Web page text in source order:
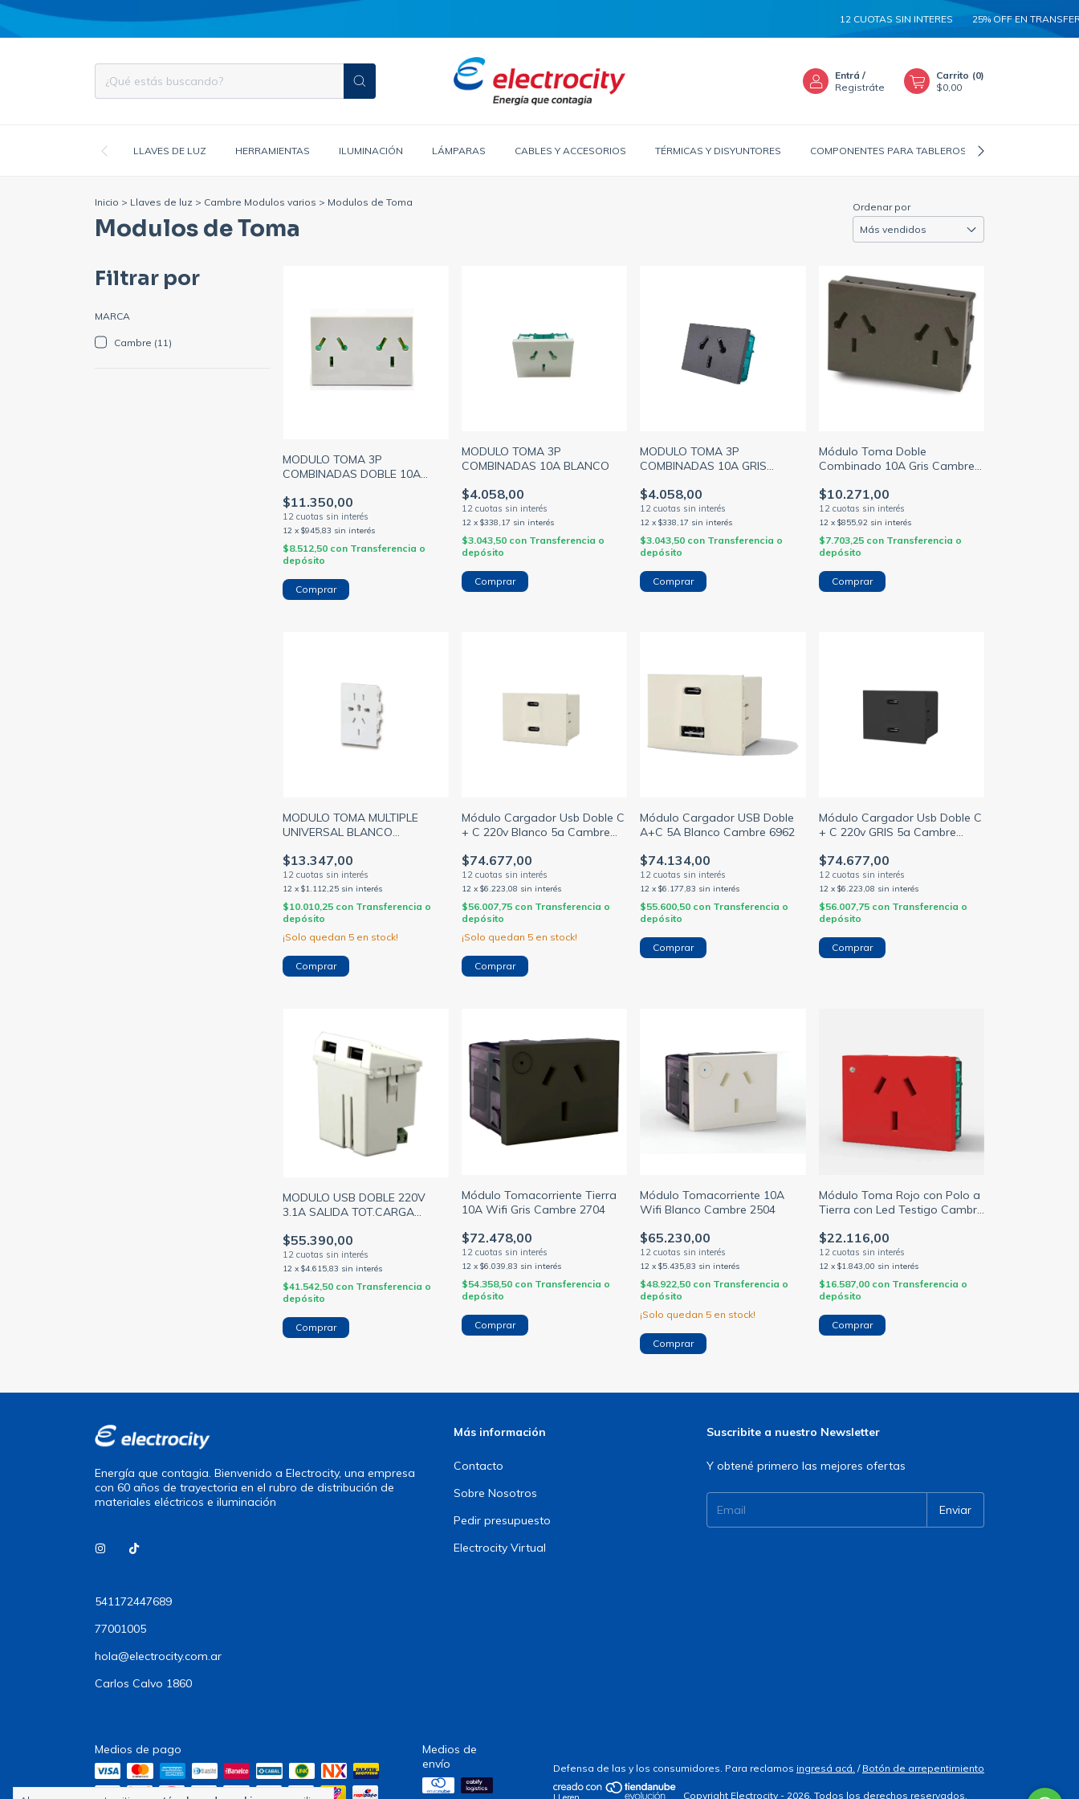
12 CUOTAS SIN INTERES 25% OFF EN TRANSFERENCIA
Entrá /
Registráte
Carrito (0)
$0,00
LLAVES DE LUZ HERRAMIENTAS ILUMINACIÓN LÁMPARAS CABLES Y ACCESORIOS TÉRMICAS Y DISYUNTORES COMPONENTES PARA TABLEROS
Inicio > Llaves de luz > Cambre Modulos varios > Modulos de Toma
Modulos de Toma
Ordenar por
Filtrar por
MARCA
Cambre (11)
MODULO TOMA 3P
COMBINADAS DOBLE 10A
(CAMBRE)
$11.350,00
12 x$945,83 sin interés
$8.512,50 con Transferencia o
depósito
MODULO TOMA 3P
COMBINADAS 10A BLANCO
$4.058,00
12 x $338,17 sin interés
$3.043,50 con Transferencia o
depósito
MODULO TOMA 3P
COMBINADAS 10A GRIS
$4.058,00
12 x$338,17 sin interés
$3.043,50 con Transferencia o
depósito
Módulo Toma Doble
Combinado 10A Gris Cambre
$10.271,00
12 x $855,92 sin interés
$7.703,25 con Transferencia o
depósito
MODULO TOMA MULTIPLE
UNIVERSAL BLANCO
$13.347,00
12 x$1.112,25 sin interés
$10.010,25 con Transferencia o
depósito
¡Solo quedan 5 en stock!
Módulo Cargador Usb Doble C
+ C 220v Blanco 5a Cambre
$74.677,00
12 x $6.223,08 sin interés
$56.007,75 con Transferencia o
depósito
¡Solo quedan 5en stock!
Módulo Cargador USB Doble
A+C 5A Blanco Cambre 6962
$74.134,00
12 x$6.177,83 sin interés
$55.600,50 con Transferencia o
depósito
Módulo Cargador Usb Doble C
+ C 220v GRIS 5a Cambre
$74.677,00
12 x $6.223,08 sin interés
$56.007,75 con Transferencia o
depósito
MODULO USB DOBLE 220V
3.1A SALIDA TOT.CARGA
$55.390,00
12 x$4.615,83 sin interés
$41.542,50 con Transferencia o
depósito
Módulo Tomacorriente Tierra
10A Wifi Gris Cambre 2704
$72.478,00
12 x $6.039,83 sin interés
$54.358,50 con Transferencia o
depósito
Módulo Tomacorriente 10A
Wifi Blanco Cambre 2504
$65.230,00
12 x$5.435,83 sin interés
$48.922,50 con Transferencia o
depósito
¡Solo quedan 5 en stock!
Módulo Toma Rojo con Polo a
Tierra con Led Testigo Cambre
$22.116,00
12 x $1.843,00 sin interés
$16.587,00 con Transferencia o
depósito
Energía que contagia. Bienvenido a Electrocity, una empresa
con 60 años de trayectoria en el rubro de distribución de
materiales eléctricos e iluminación
541172447689
77001005
hola@electrocity.com.ar
Carlos Calvo 1860
Más información
Contacto
Sobre Nosotros
Pedir presupuesto
Electrocity Virtual
Suscribite a nuestro Newsletter
Y obtené primero las mejores ofertas
Medios de pago
Medios de
envío
Defensa de las y los consumidores. Para reclamos ingresá acá. / Botón de arrepentimiento
Copyright Electrocity - 2026. Todos los derechos reservados.